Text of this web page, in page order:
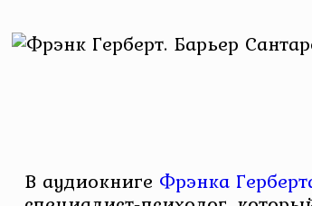
В аудиокниге Фрэнка